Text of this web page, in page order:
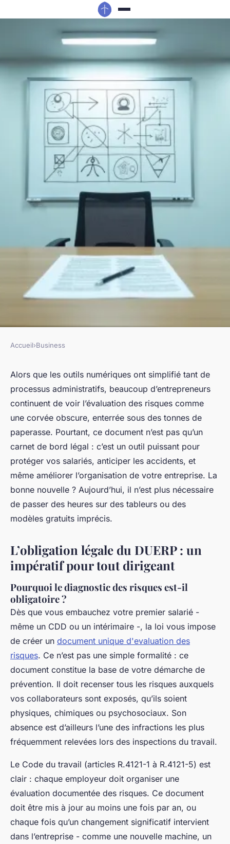
Document unique d'évaluation
des risques : maîtriser la
sécurité au travail
Meissa•09/06/2026 18:45 •9 min de lecture
Accueil›Business
Alors que les outils numériques ont simplifié tant de
processus administratifs, beaucoup d’entrepreneurs
continuent de voir l’évaluation des risques comme
une corvée obscure, enterrée sous des tonnes de
paperasse. Pourtant, ce document n’est pas qu’un
carnet de bord légal : c’est un outil puissant pour
protéger vos salariés, anticiper les accidents, et
même améliorer l’organisation de votre entreprise. La
bonne nouvelle ? Aujourd’hui, il n’est plus nécessaire
de passer des heures sur des tableurs ou des
modèles gratuits imprécis.
L’obligation légale du DUERP : un
impératif pour tout dirigeant
Pourquoi le diagnostic des risques est-il
obligatoire ?
Dès que vous embauchez votre premier salarié -
même un CDD ou un intérimaire -, la loi vous impose
de créer un document unique d'evaluation des
risques. Ce n’est pas une simple formalité : ce
document constitue la base de votre démarche de
prévention. Il doit recenser tous les risques auxquels
vos collaborateurs sont exposés, qu’ils soient
physiques, chimiques ou psychosociaux. Son
absence est d’ailleurs l’une des infractions les plus
fréquemment relevées lors des inspections du travail.
Le Code du travail (articles R.4121-1 à R.4121-5) est
clair : chaque employeur doit organiser une
évaluation documentée des risques. Ce document
doit être mis à jour au moins une fois par an, ou
chaque fois qu’un changement significatif intervient
dans l’entreprise - comme une nouvelle machine, un